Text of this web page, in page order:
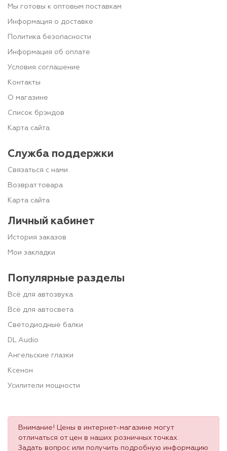
Мы готовы к оптовым поставкам
Информация о доставке
Политика безопасности
Информация об оплате
Условия соглашение
Контакты
О магазине
Список брэндов
Карта сайта
Служба поддержки
Связаться с нами
Возврат товара
Карта сайта
Личный кабинет
История заказов
Мои закладки
Популярные разделы
Всё для автозвука
Всё для автосвета
Светодиодные балки
DL Audio
Ангельские глазки
Ксенон
Усилители мощности
Внимание! Цены в интернет-магазине могут
отличаться от цен в наших розничных точках.
Задать вопрос или получить подробную информацию